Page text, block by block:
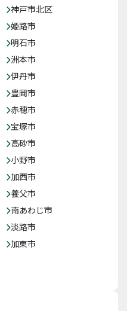
神戸市北区
姫路市
明石市
洲本市
伊丹市
豊岡市
赤穂市
宝塚市
高砂市
小野市
加西市
養父市
南あわじ市
淡路市
加東市